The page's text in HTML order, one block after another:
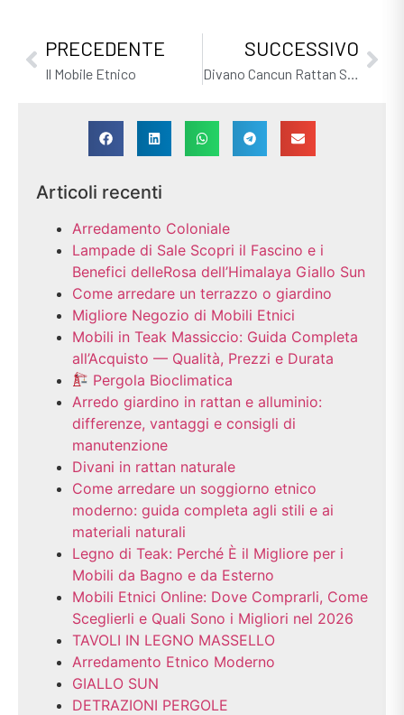
PRECEDENTE
Il Mobile Etnico
SUCCESSIVO
Divano Cancun Rattan Sintetico
Articoli recenti
Arredamento Coloniale
Lampade di Sale Scopri il Fascino e i
Benefici delleRosa dell’Himalaya Giallo Sun
Come arredare un terrazzo o giardino
Migliore Negozio di Mobili Etnici
Mobili in Teak Massiccio: Guida Completa
all’Acquisto — Qualità, Prezzi e Durata
Pergola Bioclimatica
Arredo giardino in rattan e alluminio:
differenze, vantaggi e consigli di
manutenzione
Divani in rattan naturale
Come arredare un soggiorno etnico
moderno: guida completa agli stili e ai
materiali naturali
Legno di Teak: Perché È il Migliore per i
Mobili da Bagno e da Esterno
Mobili Etnici Online: Dove Comprarli, Come
Sceglierli e Quali Sono i Migliori nel 2026
TAVOLI IN LEGNO MASSELLO
Arredamento Etnico Moderno
GIALLO SUN
DETRAZIONI PERGOLE